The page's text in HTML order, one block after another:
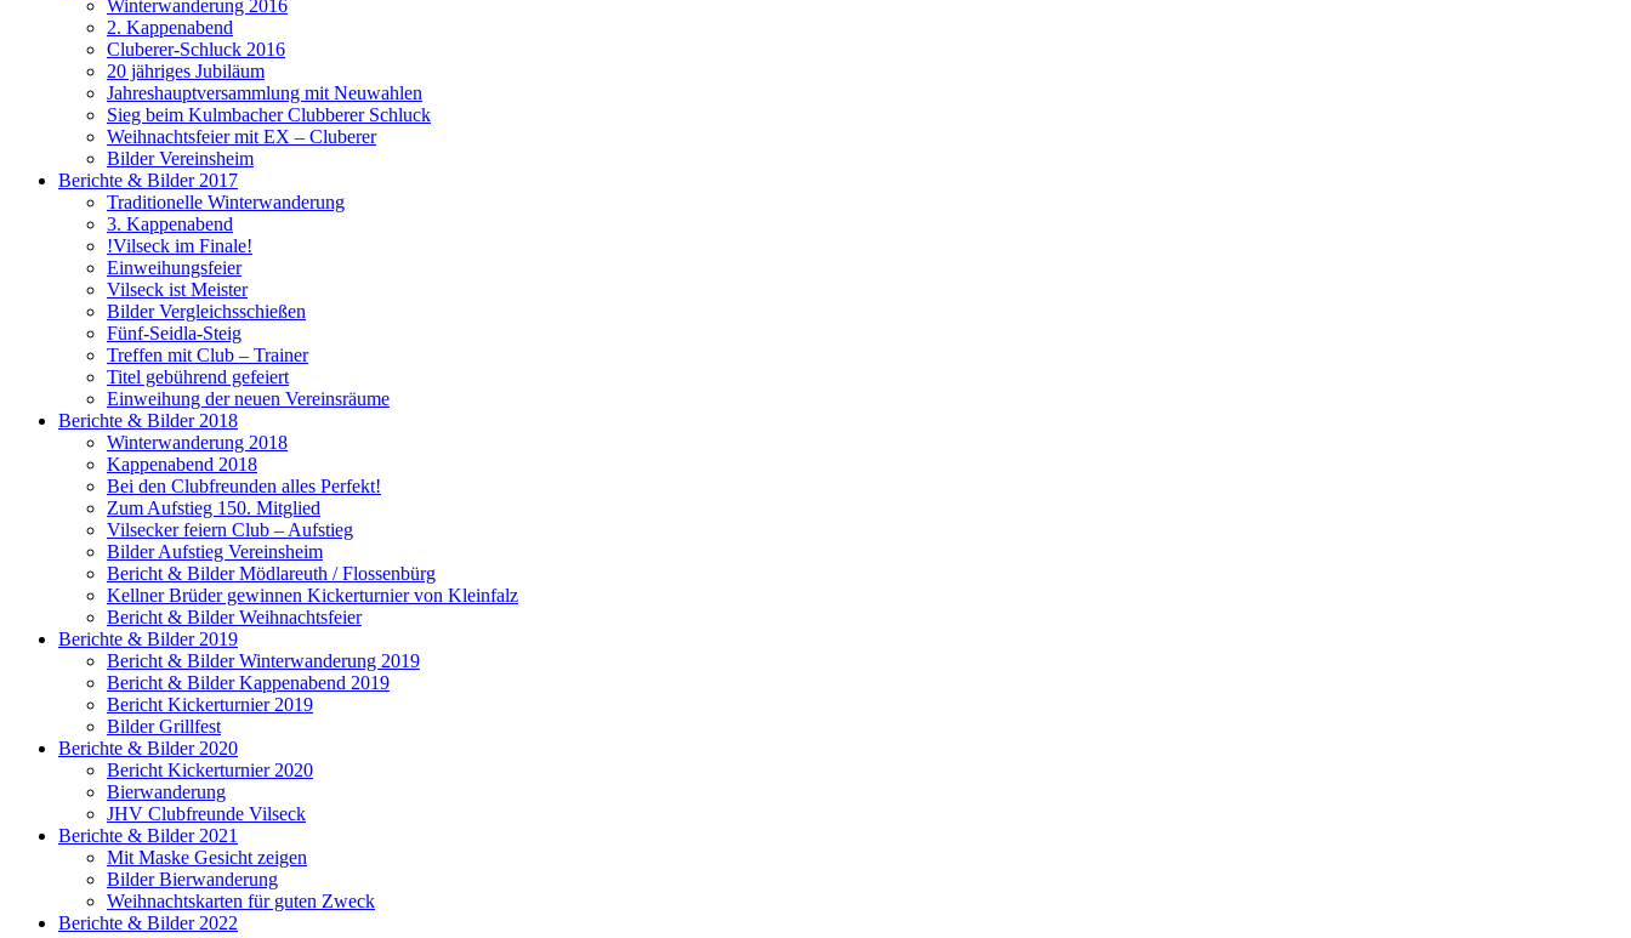
Winterwanderung 2016
2. Kappenabend
Cluberer-Schluck 2016
20 jähriges Jubiläum
Jahreshauptversammlung mit Neuwahlen
Sieg beim Kulmbacher Clubberer Schluck
Weihnachtsfeier mit EX – Cluberer
Bilder Vereinsheim
Berichte & Bilder 2017
Traditionelle Winterwanderung
3. Kappenabend
!Vilseck im Finale!
Einweihungsfeier
Vilseck ist Meister
Bilder Vergleichsschießen
Fünf-Seidla-Steig
Treffen mit Club – Trainer
Titel gebührend gefeiert
Einweihung der neuen Vereinsräume
Berichte & Bilder 2018
Winterwanderung 2018
Kappenabend 2018
Bei den Clubfreunden alles Perfekt!
Zum Aufstieg 150. Mitglied
Vilsecker feiern Club – Aufstieg
Bilder Aufstieg Vereinsheim
Bericht & Bilder Mödlareuth / Flossenbürg
Kellner Brüder gewinnen Kickerturnier von Kleinfalz
Bericht & Bilder Weihnachtsfeier
Berichte & Bilder 2019
Bericht & Bilder Winterwanderung 2019
Bericht & Bilder Kappenabend 2019
Bericht Kickerturnier 2019
Bilder Grillfest
Berichte & Bilder 2020
Bericht Kickerturnier 2020
Bierwanderung
JHV Clubfreunde Vilseck
Berichte & Bilder 2021
Mit Maske Gesicht zeigen
Bilder Bierwanderung
Weihnachtskarten für guten Zweck
Berichte & Bilder 2022